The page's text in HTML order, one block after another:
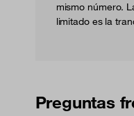
mismo número.
limitado es la
Preguntas